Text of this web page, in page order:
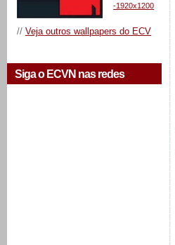
-1920x1200
// Veja outros wallpapers do ECV
Siga o ECVN nas redes